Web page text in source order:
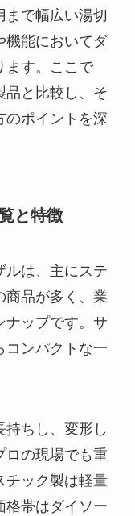
まで幅広い湯切
機能においてダ
ます。ここで
品と比較し、そ
のポイントを深
と特徴
ルは、主にステ
商品が多く、業
ナップです。サ
コンパクトな一
持ちし、変形し
ロの現場でも重
チック製は軽量
格帯はダイソー